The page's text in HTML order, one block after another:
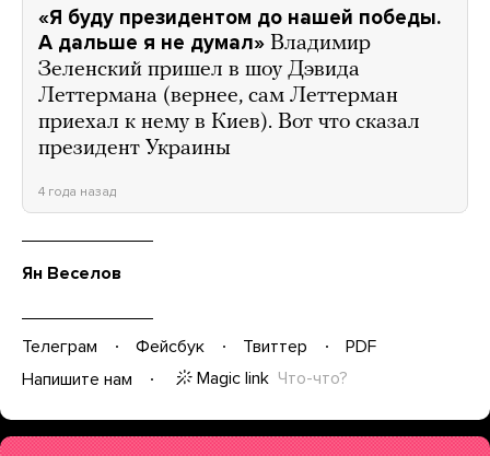
«Я буду президентом до нашей победы.
А дальше я не думал» Владимир
Зеленский пришел в шоу Дэвида
Леттермана (вернее, сам Леттерман
приехал к нему в Киев). Вот что сказал
президент Украины
4 года назад
Ян Веселов
Телеграм Фейсбук Твиттер
PDF
Напишите нам
Magic link Что-что?